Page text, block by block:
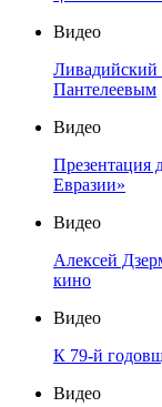
Видео
Ливадийский
Пантелеевым
Видео
Презентация
Евразии»
Видео
Алексей
кино
Видео
К 79-й
Видео